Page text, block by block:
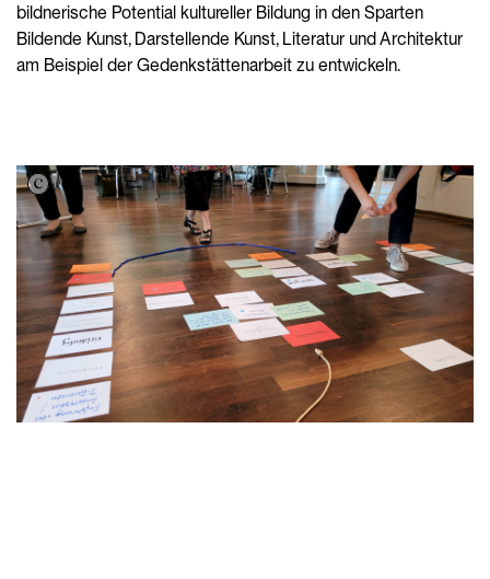
bildnerische Potential kultureller Bildung in den Sparten
Bildende Kunst, Darstellende Kunst, Literatur und Architektur
am Beispiel der Gedenkstättenarbeit zu entwickeln.